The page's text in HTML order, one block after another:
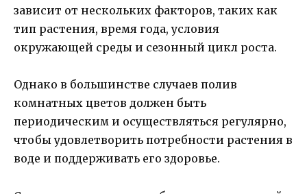
зависит от нескольких факторов, таких как
тип растения, время года, условия
окружающей среды и сезонный цикл роста.
Однако в большинстве случаев полив
комнатных цветов должен быть
периодическим и осуществляться регулярно,
чтобы удовлетворить потребности растения в
воде и поддерживать его здоровье.